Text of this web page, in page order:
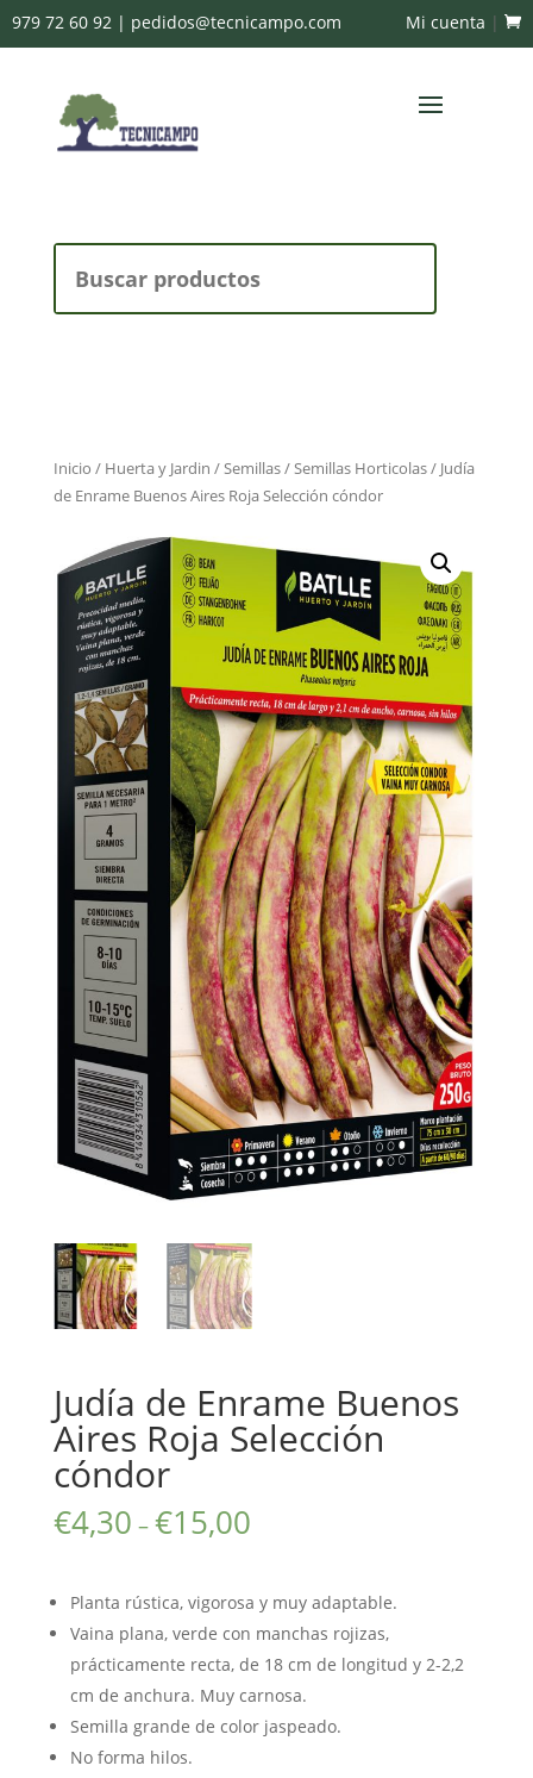
979 72 60 92 | pedidos@tecnicampo.com Mi cuenta |
Inicio / Huerta y Jardin /Semillas/Semillas Horticolas/ Judía
de Enrame Buenos Aires Roja Selección cóndor
Judía de Enrame Buenos
Aires Roja Selección
cóndor
€4,30 – €15,00
Planta rústica, vigorosa y muy adaptable.
Vaina plana, verde con manchas rojizas,
prácticamente recta, de 18 cm de longitud y 2-2,2
cm de anchura. Muy carnosa.
Semilla grande de color jaspeado.
No forma hilos.